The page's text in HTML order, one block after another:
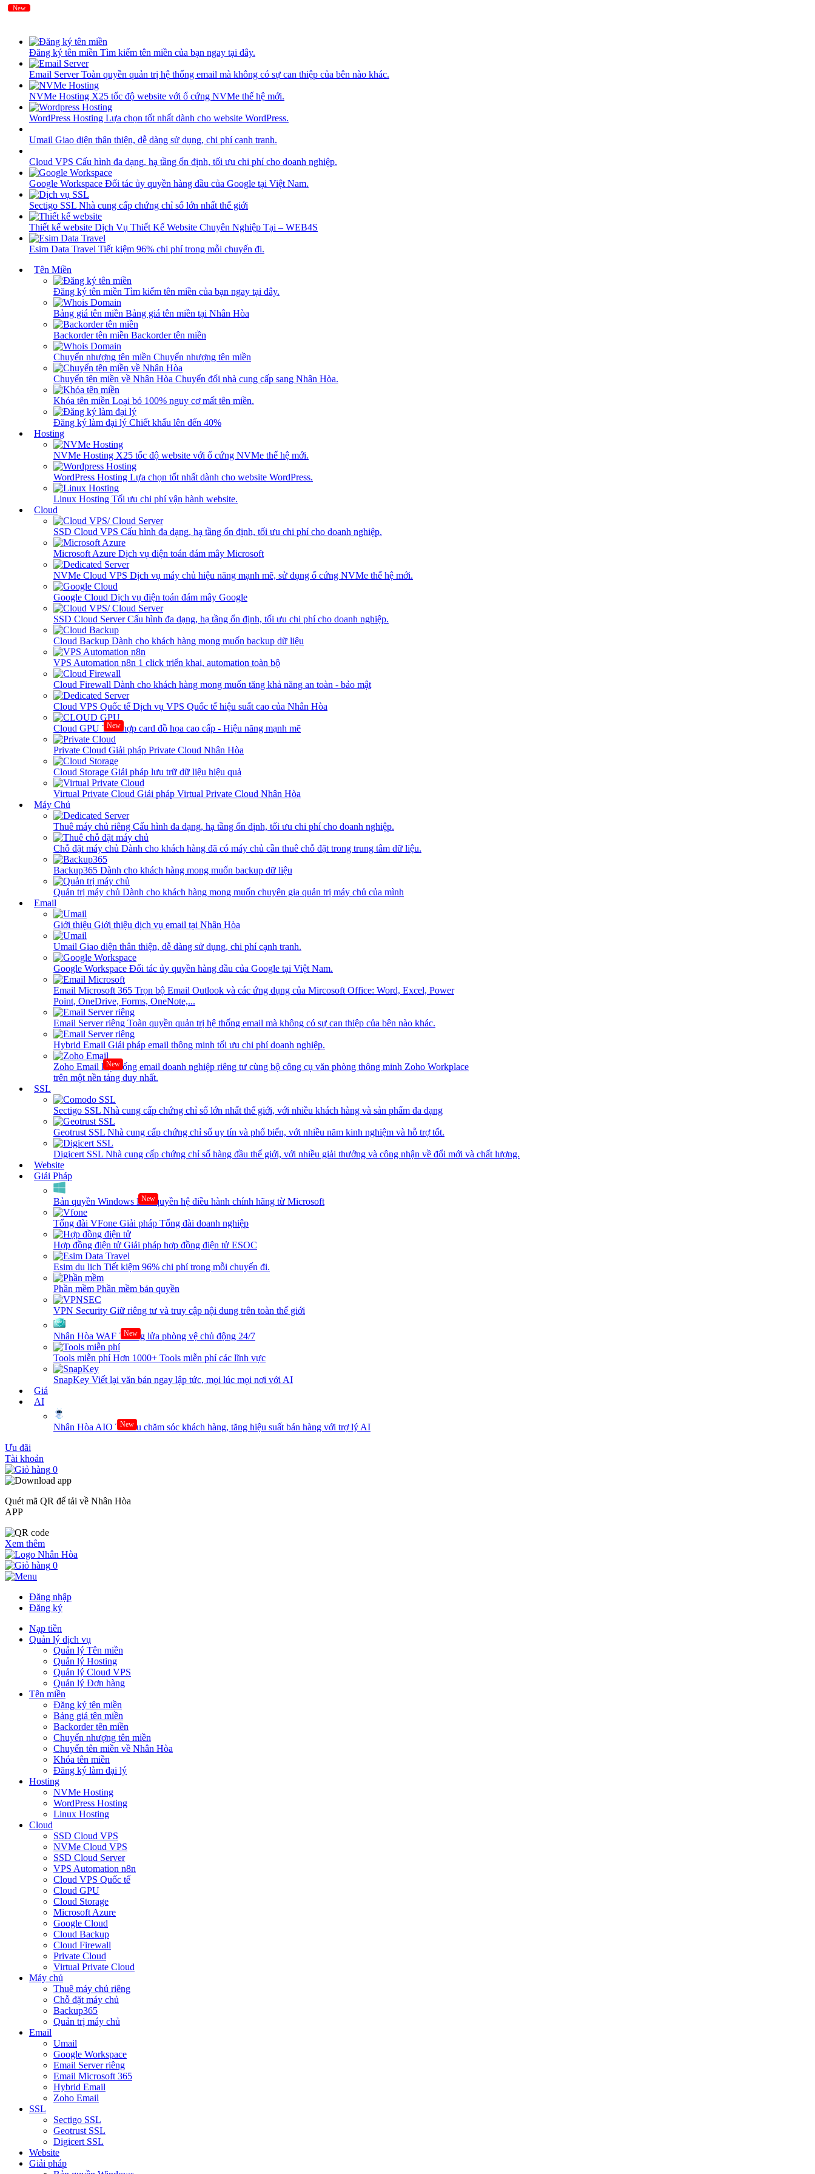
Đăng ký tên miền Tìm kiếm tên miền của bạn ngay tại đây.
Email ServerToàn quyền quản trị hệ thống email mà không có sự can thiệp của bên nào khác.
NVMe Hosting X25 tốc độ website với ổ cứng NVMe thế hệ mới.
WordPress Hosting Lựa chọn tốt nhất dành cho website WordPress.
Umail Giao diện thân thiện, dễ dàng sử dụng, chi phí cạnh tranh.
Cloud VPS Cấu hình đa dạng, hạ tầng ổn định, tối ưu chi phí cho doanh nghiệp.
Google Workspace Đối tác ủy quyền hàng đầu của Google tại Việt Nam.
Sectigo SSL Nhà cung cấp chứng chỉ số lớn nhất thế giới
Thiết kế website Dịch Vụ Thiết Kế Website Chuyên Nghiệp Tại – WEB4S
Esim Data Travel Tiết kiệm 96% chi phí trong mỗi chuyến đi.
Tên Miền
Đăng ký tên miền Tìm kiếm tên miền của bạn ngay tại đây.
Bảng giá tên miền Bảng giá tên miền tại Nhân Hòa
Backorder tên miền Backorder tên miền
Chuyển nhượng tên miền Chuyển nhượng tên miền
Chuyển tên miền về Nhân Hòa Chuyển đổi nhà cung cấp sang Nhân Hòa.
Khóa tên miền Loại bỏ 100% nguy cơ mất tên miền.
Đăng ký làm đại lý Chiết khấu lên đến 40%
Hosting
NVMe Hosting X25 tốc độ website với ổ cứng NVMe thế hệ mới.
WordPress Hosting Lựa chọn tốt nhất dành cho website WordPress.
Linux Hosting Tối ưu chi phí vận hành website.
New
Cloud
SSD Cloud VPS Cấu hình đa dạng, hạ tầng ổn định, tối ưu chi phí cho doanh nghiệp.
Microsoft Azure Dịch vụ điện toán đám mây Microsoft
NVMe Cloud VPS Dịch vụ máy chủ hiệu năng mạnh mẽ, sử dụng ổ cứng NVMe thế hệ mới.
Google Cloud Dịch vụ điện toán đám mây Google
SSD Cloud ServerCấu hình đa dạng, hạ tầng ổn định, tối ưu chi phí cho doanh nghiệp.
Cloud Backup Dành cho khách hàng mong muốn backup dữ liệu
VPS Automation n8n 1 click triển khai, automation toàn bộ
Cloud Firewall Dành cho khách hàng mong muốn tăng khả năng an toàn - bảo mật
Cloud VPS Quốc tế Dịch vụ VPS Quốc tế hiệu suất cao của Nhân Hòa
Cloud GPU New
Tích hợp card đồ họa cao cấp - Hiệu năng mạnh mẽ
Private Cloud Giải pháp Private Cloud Nhân Hòa
Cloud Storage Giải pháp lưu trữ dữ liệu hiệu quả
Virtual Private Cloud Giải pháp Virtual Private Cloud Nhân Hòa
Máy Chủ
Thuê máy chủ riêng Cấu hình đa dạng, hạ tầng ổn định, tối ưu chi phí cho doanh nghiệp.
Chỗ đặt máy chủ Dành cho khách hàng đã có máy chủ cần thuê chỗ đặt trong trung tâm dữ liệu.
Backup365 Dành cho khách hàng mong muốn backup dữ liệu
Quản trị máy chủ Dành cho khách hàng mong muốn chuyên gia quản trị máy chủ của mình
New
Email
Giới thiệu Giới thiệu dịch vụ email tại Nhân Hòa
Umail Giao diện thân thiện, dễ dàng sử dụng, chi phí cạnh tranh.
Google Workspace Đối tác ủy quyền hàng đầu của Google tại Việt Nam.
Email Microsoft 365 Trọn bộ Email Outlook và các ứng dụng của Mircosoft Office: Word, Excel, Power
Point, OneDrive, Forms, OneNote,...
Email Server riêng Toàn quyền quản trị hệ thống email mà không có sự can thiệp của bên nào khác.
Hybrid Email Giải pháp email thông minh tối ưu chi phí doanh nghiệp.
Zoho Email New
Hệ thống email doanh nghiệp riêng tư cùng bộ công cụ văn phòng thông minh Zoho Workplace
trên một nền tảng duy nhất.
SSL
Sectigo SSL Nhà cung cấp chứng chỉ số lớn nhất thế giới, với nhiều khách hàng và sản phẩm đa dạng
Geotrust SSL Nhà cung cấp chứng chỉ số uy tín và phổ biến, với nhiều năm kinh nghiệm và hỗ trợ tốt.
Digicert SSL Nhà cung cấp chứng chỉ số hàng đầu thế giới, với nhiều giải thưởng và công nhận về đổi mới và chất lượng.
Website
Giải Pháp
Bản quyền Windows New
Bản quyền hệ điều hành chính hãng từ Microsoft
Tổng đài VFone Giải pháp Tổng đài doanh nghiệp
Hợp đồng điện tử Giải pháp hợp đồng điện tử ESOC
Esim du lịch Tiết kiệm 96% chi phí trong mỗi chuyến đi.
Phần mềm Phần mềm bản quyền
VPN Security Giữ riêng tư và truy cập nội dung trên toàn thế giới
Nhân Hòa WAF New
Tường lửa phòng vệ chủ động 24/7
Tools miễn phíHơn 1000+ Tools miễn phí các lĩnh vực
SnapKey Viết lại văn bản ngay lập tức, mọi lúc mọi nơi với AI
Giá
AI
Nhân Hòa AIO New
Tối ưu chăm sóc khách hàng, tăng hiệu suất bán hàng với trợ lý AI
Ưu đãi
Tài khoản
0
Quét mã QR để tải về Nhân Hòa
APP
Xem thêm
0
Đăng nhập
Đăng ký
Nạp tiền
Quản lý dịch vụ
Quản lý Tên miền
Quản lý Hosting
Quản lý Cloud VPS
Quản lý Đơn hàng
Tên miền
Đăng ký tên miền
Bảng giá tên miền
Backorder tên miền
Chuyển nhượng tên miền
Chuyển tên miền về Nhân Hòa
Khóa tên miền
Đăng ký làm đại lý
Hosting
NVMe Hosting
WordPress Hosting
Linux Hosting
Cloud
SSD Cloud VPS
NVMe Cloud VPS
SSD Cloud Server
VPS Automation n8n
Cloud VPS Quốc tế
Cloud GPU
Cloud Storage
Microsoft Azure
Google Cloud
Cloud Backup
Cloud Firewall
Private Cloud
Virtual Private Cloud
Máy chủ
Thuê máy chủ riêng
Chỗ đặt máy chủ
Backup365
Quản trị máy chủ
Email
Umail
Google Workspace
Email Server riêng
Email Microsoft 365
Hybrid Email
Zoho Email
SSL
Sectigo SSL
Geotrust SSL
Digicert SSL
Website
Giải pháp